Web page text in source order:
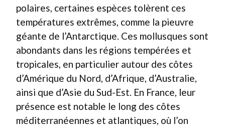
polaires, certaines espèces tolèrent ces
températures extrêmes, comme la pieuvre
géante de l’Antarctique. Ces mollusques sont
abondants dans les régions tempérées et
tropicales, en particulier autour des côtes
d’Amérique du Nord, d’Afrique, d’Australie,
ainsi que d’Asie du Sud-Est. En France, leur
présence est notable le long des côtes
méditerranéennes et atlantiques, où l’on